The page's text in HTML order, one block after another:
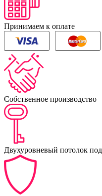
Принимаем к оплате
Собственное производство
Двухуровневый потолок